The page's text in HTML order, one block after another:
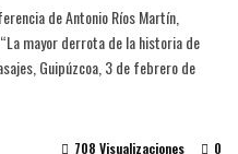
de Antonio Ríos Martín,
mayor derrota de la historia de
Guipúzcoa, 3 de febrero de
0
708 Visualizaciones